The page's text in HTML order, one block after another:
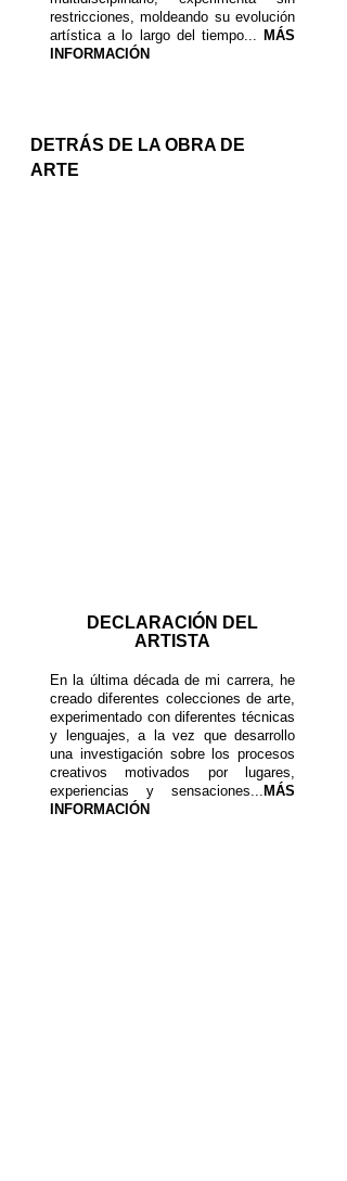
restricciones, moldeando su evolución
artística a lo largo del tiempo... MÁS
INFORMACIÓN
DETRÁS DE LA OBRA DE
ARTE
DECLARACIÓN DEL
ARTISTA
En la última década de mi carrera, he
creado diferentes colecciones de arte,
experimentado con diferentes técnicas
y lenguajes, a la vez que desarrollo
una investigación sobre los procesos
creativos motivados por lugares,
experiencias y sensaciones... MÁS
INFORMACIÓN